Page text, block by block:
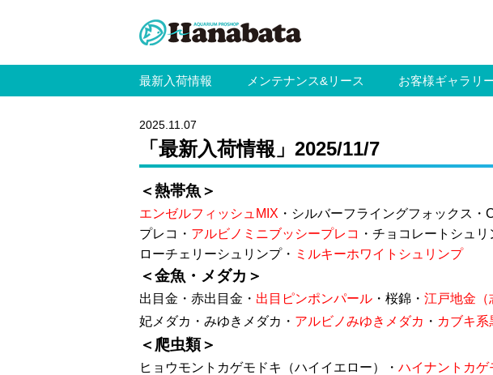
最新入荷情報 メンテナンス&リース お客様ギャラリ
2025.11.07
「最新入荷情報」2025/11/7
＜熱帯魚＞
エンゼルフィッシュMIX ・シルバーフライングフォックス・
プレコ・ アルビノミニブッシープレコ ・チョコレートシュリ
ローチェリーシュリンプ・ ミルキーホワイトシュリンプ
＜金魚・メダカ＞
出目金・赤出目金・ 出目ピンポンパール ・桜錦・ 江戸地金（
妃メダカ・みゆきメダカ・ アルビノみゆきメダカ ・ カブキ系
＜爬虫類＞
ヒョウモントカゲモドキ（ハイイエロー）・ ハイナントカゲ